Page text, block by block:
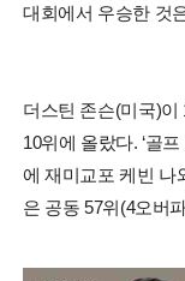
대회에서 우승한 것
더스틴 존슨(미국)이
10위에 올랐다. ‘골
에 재미교포 케빈 나
은 공동 57위(4오버